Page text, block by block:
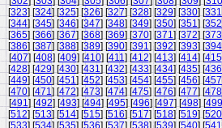
[323] [324] [325] [326] [327] [328] [329] [330] [331
[344] [345] [346] [347] [348] [349] [350] [351] [352
[365] [366] [367] [368] [369] [370] [371] [372] [373
[386] [387] [388] [389] [390] [391] [392] [393] [394
[407] [408] [409] [410] [411] [412] [413] [414] [415
[428] [429] [430] [431] [432] [433] [434] [435] [436
[449] [450] [451] [452] [453] [454] [455] [456] [457
[470] [471] [472] [473] [474] [475] [476] [477] [478
[491] [492] [493] [494] [495] [496] [497] [498] [499
[512] [513] [514] [515] [516] [517] [518] [519] [520
[533] [534] [535] [536] [537] [538] [539] [540] [541